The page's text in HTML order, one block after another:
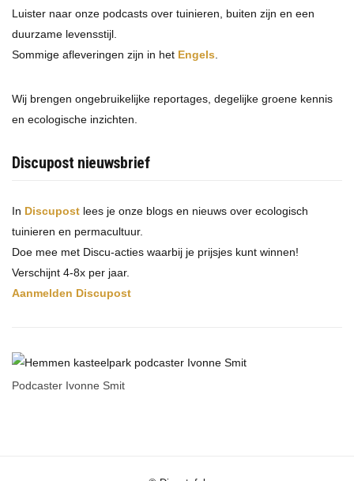
Luister naar onze podcasts over tuinieren, buiten zijn en een
duurzame levensstijl.
Sommige afleveringen zijn in het Engels
Wij brengen ongebruikelijke reportages, degelijke groene kennis
en ecologische inzichten.
Discupost nieuwsbrief
In Discupost lees je onze blogs en nieuws over ecologisch
tuinieren en permacultuur.
Doe mee met Discu-acties waarbij je prijsjes kunt winnen!
Verschijnt 4-8x per jaar.
Aanmelden Discupost
Podcaster Ivonne Smit